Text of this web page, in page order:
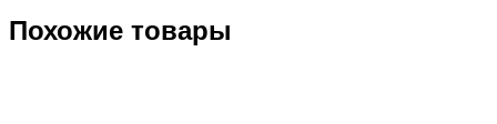
Похожие товары